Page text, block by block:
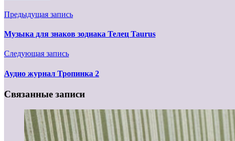
Предыдущая запись
Музыка для знаков зодиака Телец Taurus
Следующая запись
Аудио журнал Тропинка 2
Связанные записи